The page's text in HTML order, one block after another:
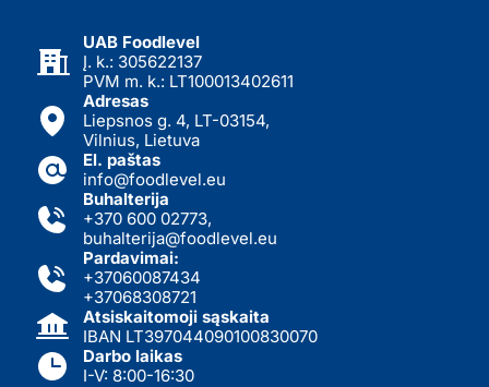
UAB Foodlevel
Į. k.: 305622137
PVM m. k.: LT100013402611
Adresas
Liepsnos g. 4, LT-03154,
Vilnius, Lietuva
El. paštas
info@foodlevel.eu
Buhalterija
+370 600 02773,
buhalterija@foodlevel.eu
Pardavimai:
+37060087434
+37068308721
Atsiskaitomoji sąskaita
IBAN LT397044090100830070
Darbo laikas
I-V: 8:00-16:30